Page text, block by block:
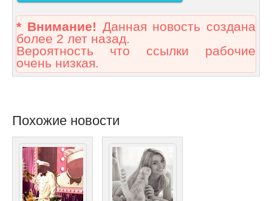
* Внимание! Данная новость создана
более 2 лет назад.
Вероятность что ссылки рабочие
очень низкая.
Похожие новости